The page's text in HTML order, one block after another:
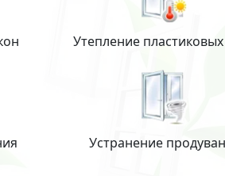
Утепление
Устранение